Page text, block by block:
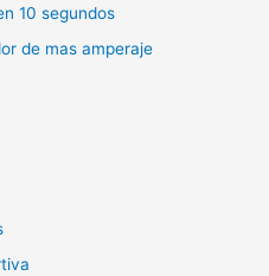
10 segundos
de mas amperaje